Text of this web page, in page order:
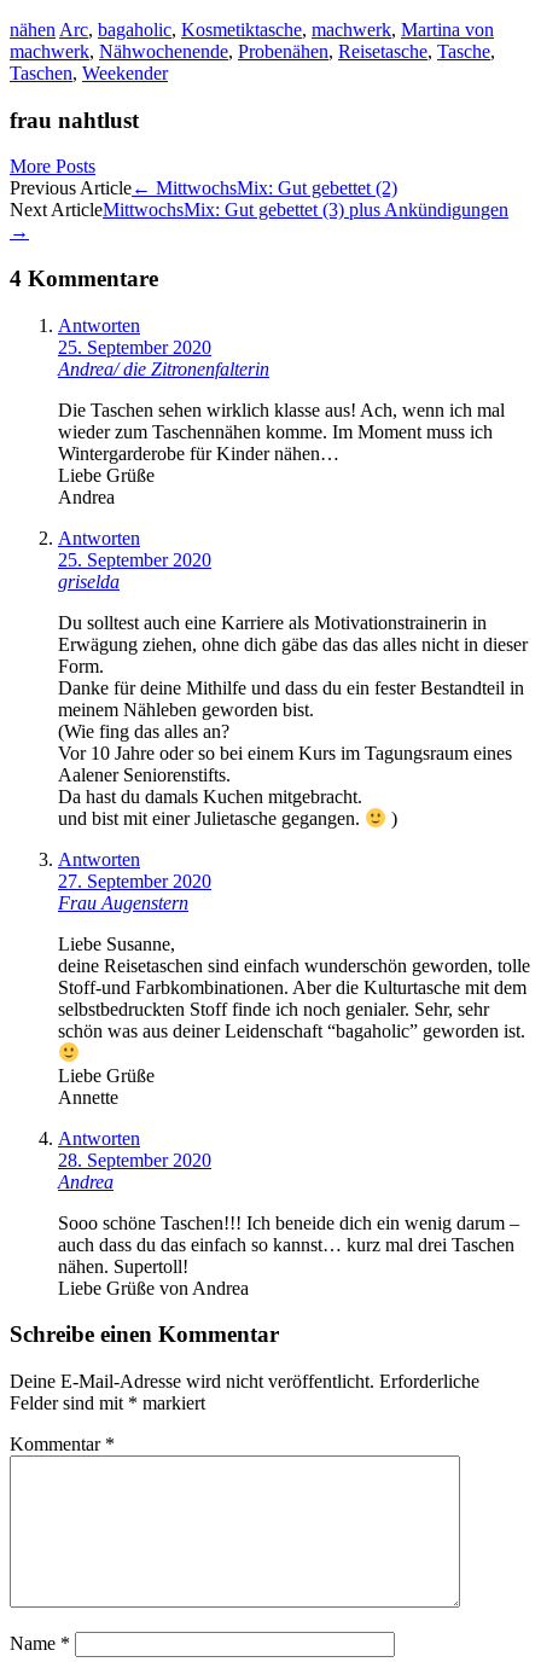
nähen Arc, bagaholic, Kosmetiktasche, machwerk, Martina von
machwerk, Nähwochenende, Probenähen, Reisetasche, Tasche,
Taschen, Weekender
frau nahtlust
More Posts
Artikel-
Navigation
Previous Article← MittwochsMix: Gut gebettet (2)
Next ArticleMittwochsMix: Gut gebettet (3) plus Ankündigungen
→
4 Kommentare
Antworten
25. September 2020
Andrea/ die Zitronenfalterin
Die Taschen sehen wirklich klasse aus! Ach, wenn ich mal
wieder zum Taschennähen komme. Im Moment muss ich
Wintergarderobe für Kinder nähen…
Liebe Grüße
Andrea
Antworten
25. September 2020
griselda
Du solltest auch eine Karriere als Motivationstrainerin in
Erwägung ziehen, ohne dich gäbe das das alles nicht in dieser
Form.
Danke für deine Mithilfe und dass du ein fester Bestandteil in
meinem Nähleben geworden bist.
(Wie fing das alles an?
Vor 10 Jahre oder so bei einem Kurs im Tagungsraum eines
Aalener Seniorenstifts.
Da hast du damals Kuchen mitgebracht.
und bist mit einer Julietasche gegangen.
)
Antworten
27. September 2020
Frau Augenstern
Liebe Susanne,
deine Reisetaschen sind einfach wunderschön geworden, tolle
Stoff-und Farbkombinationen. Aber die Kulturtasche mit dem
selbstbedruckten Stoff finde ich noch genialer. Sehr, sehr
schön was aus deiner Leidenschaft “bagaholic” geworden ist.
Liebe Grüße
Annette
Antworten
28. September 2020
Andrea
Sooo schöne Taschen!!! Ich beneide dich ein wenig darum –
auch dass du das einfach so kannst… kurz mal drei Taschen
nähen. Supertoll!
Liebe Grüße von Andrea
Schreibe einen Kommentar
Deine E-Mail-Adresse wird nicht veröffentlicht. Erforderliche
Felder sind mit * markiert
Kommentar *
Name *